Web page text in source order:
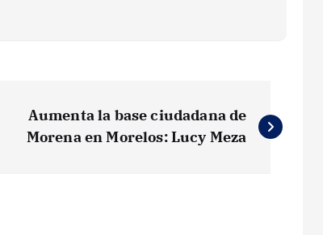
Aumenta la base ciudadana de
Morena en Morelos: Lucy Meza